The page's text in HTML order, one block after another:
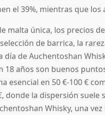
el 39%, mientras que los
malta única, los precios
de barrica, la
día de Auchentoshan
18 años son buenos
esencial en 50 €-100 €
donde la dispersión
Whisky, una